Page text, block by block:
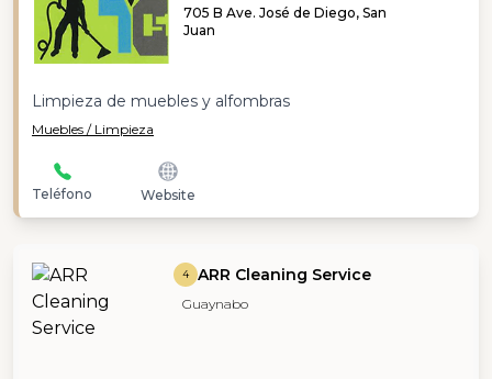
705 B Ave. José de Diego, San
Juan
Limpieza de muebles y alfombras
Muebles / Limpieza
Teléfono Website
4 ARR Cleaning Service
Guaynabo